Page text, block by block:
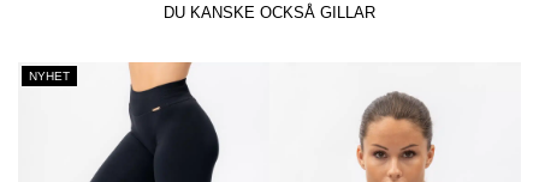
DU KANSKE OCKSÅ GILLAR
NYHET